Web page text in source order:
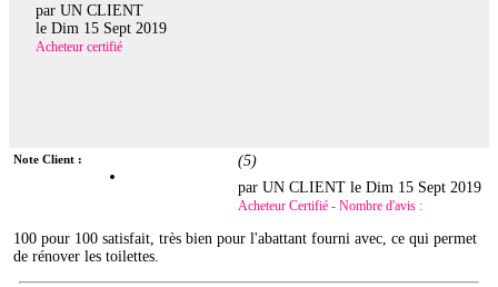
par UN CLIENT
le Dim 15 Sept 2019
Acheteur certifié
Note Client : (5)
par UN CLIENT leDim 15 Sept 2019
Acheteur Certifié - Nombre d'avis :
100 pour 100 satisfait, très bien pour l'abattant fourni avec, ce qui permet
de rénover les toilettes.